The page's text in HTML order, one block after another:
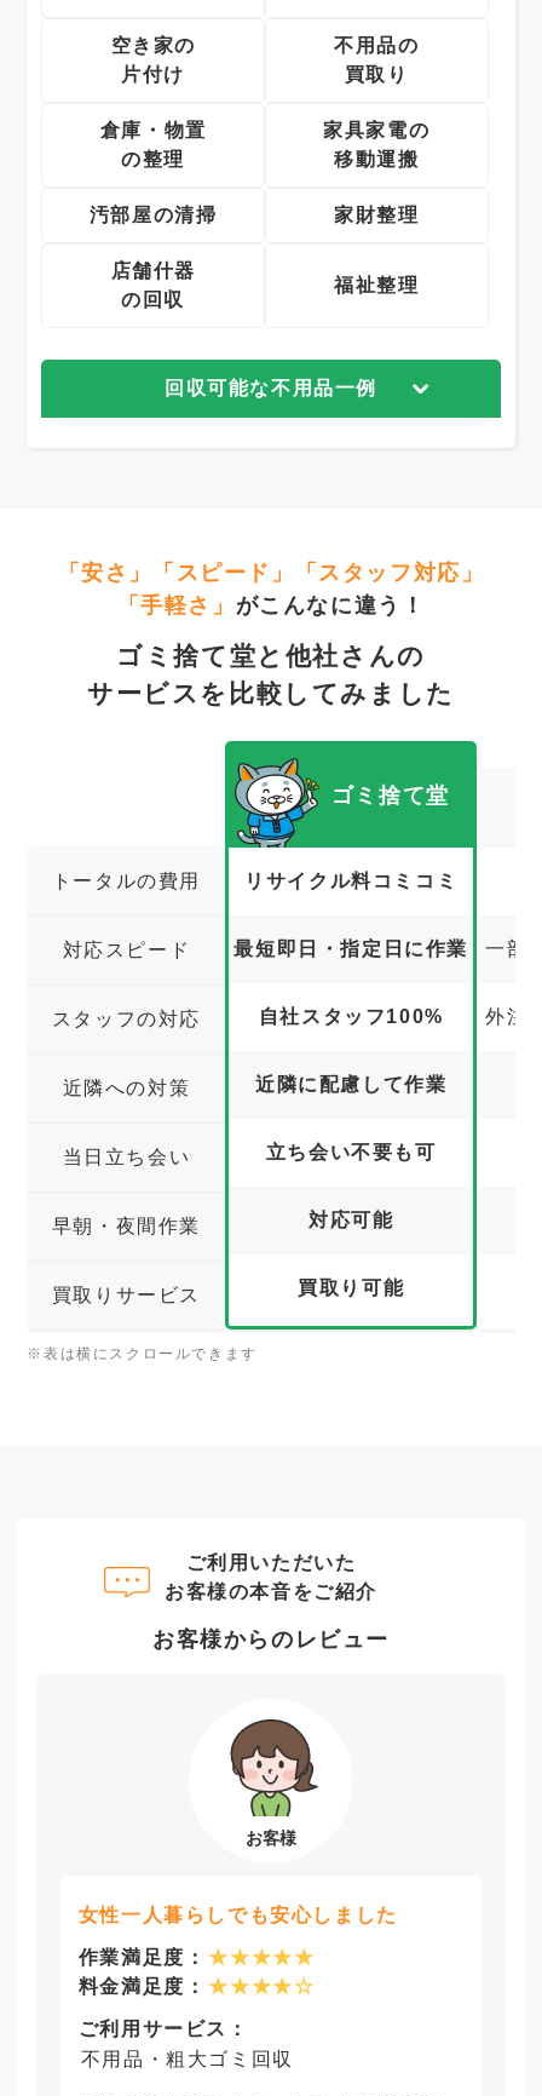
空き家の
片付け
不用品の
買取り
倉庫・物置
の整理
家具家電の
移動運搬
汚部屋の清掃 家財整理
店舗什器
の回収
福祉整理
回収可能な不用品一例
「安さ」「スピード」「スタッフ対応」
「手軽さ」 がこんなに違う！
ゴミ捨て堂と他社さんの
サービスを比較してみました
トータルの費用
対応スピード
スタッフの対応
近隣への対策
当日立ち会い
早朝・夜間作業
買取りサービス
ゴミ捨て堂
リサイクル料コミコミ
最短即日・指定日に作業
自社スタッフ100%
近隣に配慮して作業
立ち会い不要も可
対応可能
買取り可能
一部
外注
※表は横にスクロールできます
ご利用いただいた
お客様の本音をご紹介
お客様からのレビュー
女性一人暮らしでも安心しました
作業満足度： ★★★★★
料金満足度： ★★★★☆
ご利用サービス：
不用品・粗大ゴミ回収